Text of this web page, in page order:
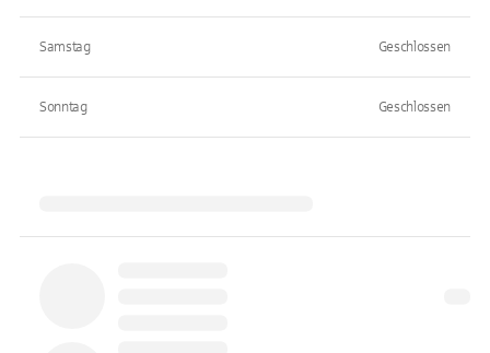
Samstag Geschlossen
Sonntag Geschlossen